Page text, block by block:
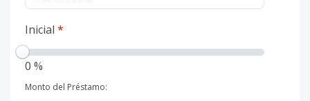
Inicial *
0 %
Monto del Préstamo: